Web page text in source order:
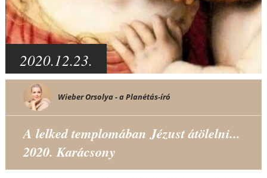
2020.12.23.
Wieber Orsolya - a Planétás-író
A lelked templomában Jézust átölelni...
2020. Karácsony